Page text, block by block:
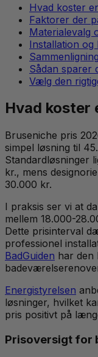
Hvad koster
Faktorer der
Materialevalg
Installation
Sådan sparer
Vælg den
Hvad koster
Bruseniche pris
simpel løsning til
Standardløsninger
kr., mens
30.000 kr.
I praksis ser vi at
mellem 18.000-
Dette prisinterval
professionel
BadGuiden har den
Energistyrelsen
løsninger, hvilket
pris positivt på
Prisoversigt for